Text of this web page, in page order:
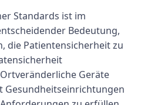
Standards ist im
Bedeutung,
die Patientensicherheit zu
Geräte